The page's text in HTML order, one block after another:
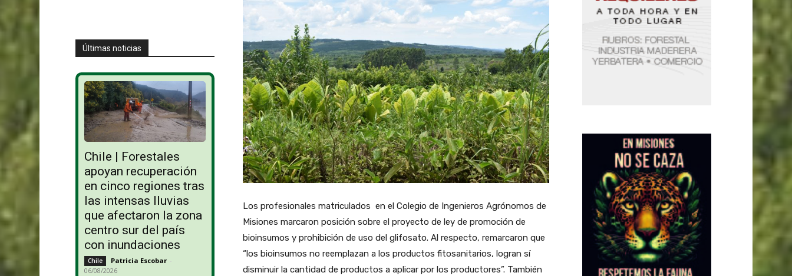
Últimas noticias
Chile | Forestales
apoyan recuperación
en cinco regiones tras
las intensas lluvias
que afectaron la zona
centro sur del país
con inundaciones
Chile Patricia Escobar -
06/08/2026
Los profesionales matriculados en el Colegio de Ingenieros Agrónomos de
Misiones marcaron posición sobre el proyecto de ley de promoción de
bioinsumos y prohibición de uso del glifosato. Al respecto, remarcaron que
“los bioinsumos no reemplazan a los productos fitosanitarios, logran sí
disminuir la cantidad de productos a aplicar por los productores”. También